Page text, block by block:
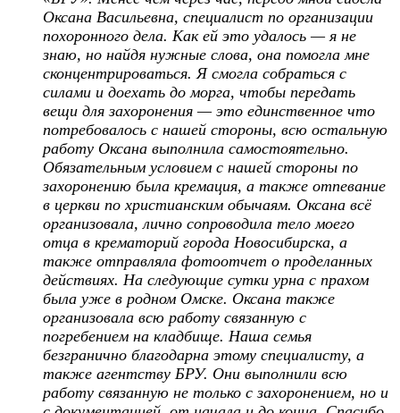
Оксана Васильевна, специалист по организации
похоронного дела. Как ей это удалось — я не
знаю, но найдя нужные слова, она помогла мне
сконцентрироваться. Я смогла собраться с
силами и доехать до морга, чтобы передать
вещи для захоронения — это единственное что
потребовалось с нашей стороны, всю остальную
работу Оксана выполнила самостоятельно.
Обязательным условием с нашей стороны по
захоронению была кремация, а также отпевание
в церкви по христианским обычаям. Оксана всё
организовала, лично сопроводила тело моего
отца в крематорий города Новосибирска, а
также отправляла фотоотчет о проделанных
действиях. На следующие сутки урна с прахом
была уже в родном Омске. Оксана также
организовала всю работу связанную с
погребением на кладбище. Наша семья
безгранично благодарна этому специалисту, а
также агентству БРУ. Они выполнили всю
работу связанную не только с захоронением, но и